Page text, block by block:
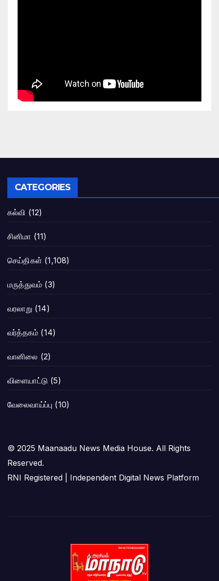
CATEGORIES
கல்வி (12)
சினிமா (11)
செய்திகள் (1,108)
மருத்துவம் (3)
வரலாறு (14)
வர்த்தகம் (14)
வானிலை (2)
விளையாட்டு (5)
வேலைவாய்ப்பு (10)
© 2025 Maanaadu News Media House. All Rights
Reserved.
RNI Registered | Independent Digital News Platform